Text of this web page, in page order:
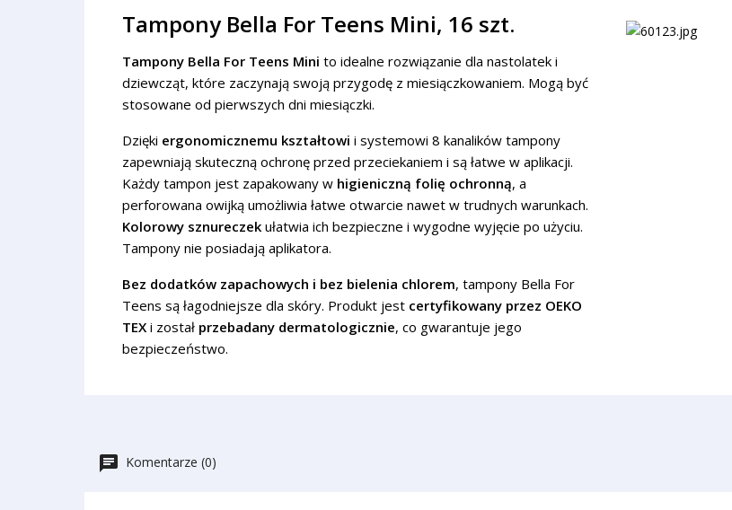
Tampony Bella For Teens Mini, 16 szt.
Tampony Bella For Teens Mini to idealne rozwiązanie dla nastolatek i
dziewcząt, które zaczynają swoją przygodę z miesiączkowaniem. Mogą być
stosowane od pierwszych dni miesiączki.
Dzięki ergonomicznemu kształtowi i systemowi 8 kanalików tampony
zapewniają skuteczną ochronę przed przeciekaniem i są łatwe w aplikacji.
Każdy tampon jest zapakowany w higieniczną folię ochronną, a
perforowana owijką umożliwia łatwe otwarcie nawet w trudnych warunkach.
Kolorowy sznureczek ułatwia ich bezpieczne i wygodne wyjęcie po użyciu.
Tampony nie posiadają aplikatora.
Bez dodatków zapachowych i bez bielenia chlorem, tampony Bella For
Teens są łagodniejsze dla skóry. Produkt jest certyfikowany przez OEKO
TEX i został przebadany dermatologicznie, co gwarantuje jego
bezpieczeństwo.
Komentarze (0)